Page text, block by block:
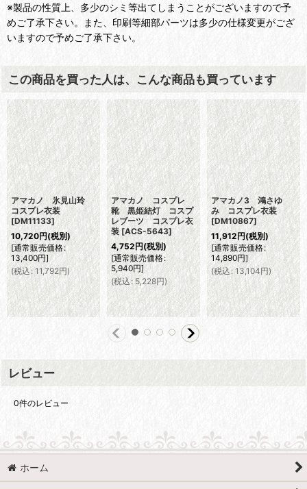
※製品の性質上、多少のシミ等出てしまうことがございますので予
めご了承下さい。また、印刷等細部パーツは多少の仕様変更がござ
いますので予めご了承下さい。
この商品を買った人は、こんな商品も買っています
アマカノ 氷見山玲
コスプレ衣装
[DM11133]
10,720円(税別)
[通常販売価格:
13,400円]
(税込: 11,792円)
アマカノ コスプレ
靴 黒姫結灯 コスプ
レブーツ コスプレ衣
装 [ACS-5643]
4,752円(税別)
[通常販売価格:
5,940円]
(税込: 5,228円)
アマカノ3 鴻さゆ
み コスプレ衣装
[DM10867]
11,912円(税別)
[通常販売価格:
14,890円]
(税込: 13,104円)
レビュー
0件のレビュー
ホーム